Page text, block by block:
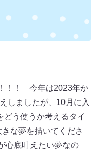
！！ 今年は2023年か
しましたが、10月に入
どう使うか考えるタイ
な夢を描いてくださ
心底叶えたい夢なの